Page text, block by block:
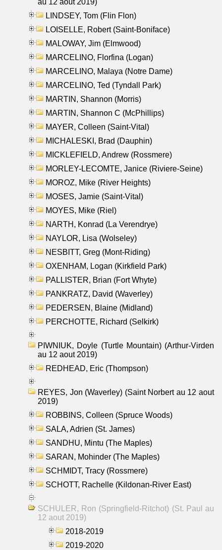
LINDSEY, Tom (Flin Flon)
LOISELLE, Robert (Saint-Boniface)
MALOWAY, Jim (Elmwood)
MARCELINO, Florfina (Logan)
MARCELINO, Malaya (Notre Dame)
MARCELINO, Ted (Tyndall Park)
MARTIN, Shannon (Morris)
MARTIN, Shannon C (McPhillips)
MAYER, Colleen (Saint-Vital)
MICHALESKI, Brad (Dauphin)
MICKLEFIELD, Andrew (Rossmere)
MORLEY-LECOMTE, Janice (Riviere-Seine)
MOROZ, Mike (River Heights)
MOSES, Jamie (Saint-Vital)
MOYES, Mike (Riel)
NARTH, Konrad (La Verendrye)
NAYLOR, Lisa (Wolseley)
NESBITT, Greg (Mont-Riding)
OXENHAM, Logan (Kirkfield Park)
PALLISTER, Brian (Fort Whyte)
PANKRATZ, David (Waverley)
PEDERSEN, Blaine (Midland)
PERCHOTTE, Richard (Selkirk)
PIWNIUK, Doyle (Turtle Mountain) (Arthur-Virden
au 12 aout 2019)
REDHEAD, Eric (Thompson)
REYES, Jon (Waverley) (Saint Norbert au 12 aout
2019)
ROBBINS, Colleen (Spruce Woods)
SALA, Adrien (St. James)
SANDHU, Mintu (The Maples)
SARAN, Mohinder (The Maples)
SCHMIDT, Tracy (Rossmere)
SCHOTT, Rachelle (Kildonan-River East)
SCHULER, Ron (Springfield-Ritchot) (St. Paul au
12 aout 2019)
2018-2019
2019-2020